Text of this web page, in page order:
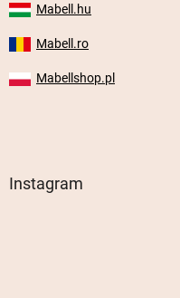
Mabell.hu
Mabell.ro
Mabellshop.pl
Instagram